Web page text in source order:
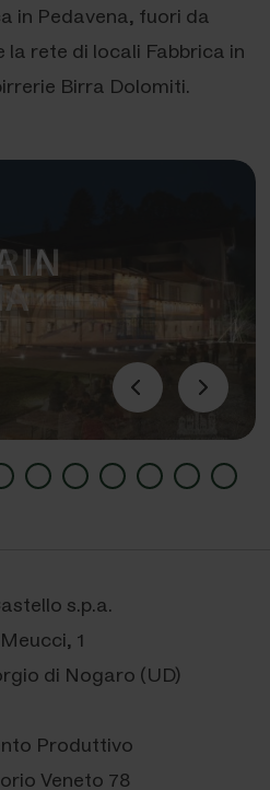
in Pedavena, fuori da
la rete di locali Fabbrica in
Birra Dolomiti.
IN
s.p.a.
1
di Nogaro (UD)
Produttivo
Veneto 78